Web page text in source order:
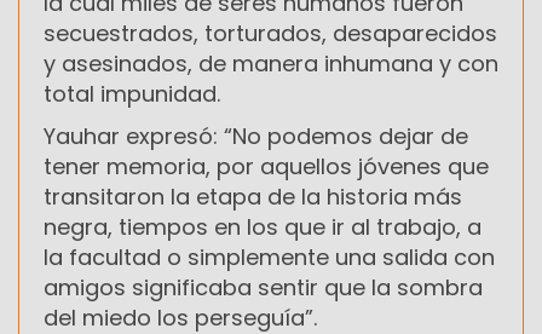
secuestrados, torturados, desaparecidos
y asesinados, de manera inhumana y con
total impunidad.
Yauhar expresó: “No podemos dejar de
tener memoria, por aquellos jóvenes que
transitaron la etapa de la historia más
negra, tiempos en los que ir al trabajo, a
la facultad o simplemente una salida con
amigos significaba sentir que la sombra
del miedo los perseguía”.